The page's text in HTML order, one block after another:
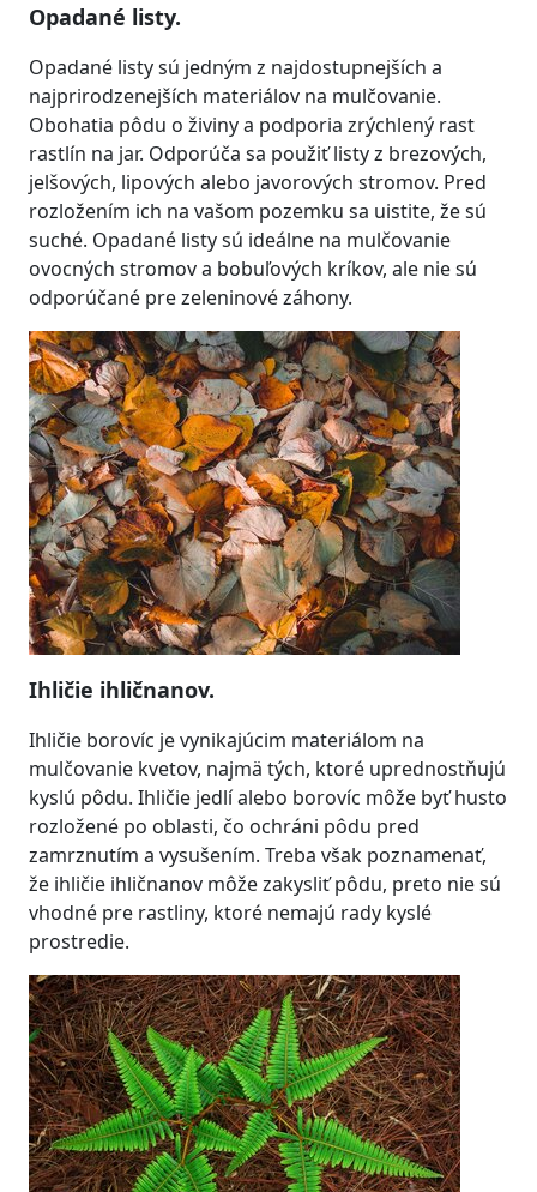
Opadané listy.
Opadané listy sú jedným z najdostupnejších a
najprirodzenejších materiálov na mulčovanie.
Obohatia pôdu o živiny a podporia zrýchlený rast
rastlín na jar. Odporúča sa použiť listy z brezových,
jelšových, lipových alebo javorových stromov. Pred
rozložením ich na vašom pozemku sa uistite, že sú
suché. Opadané listy sú ideálne na mulčovanie
ovocných stromov a bobuľových kríkov, ale nie sú
odporúčané pre zeleninové záhony.
Ihličie ihličnanov.
Ihličie borovíc je vynikajúcim materiálom na
mulčovanie kvetov, najmä tých, ktoré uprednostňujú
kyslú pôdu. Ihličie jedlí alebo borovíc môže byť husto
rozložené po oblasti, čo ochráni pôdu pred
zamrznutím a vysušením. Treba však poznamenať,
že ihličie ihličnanov môže zakysliť pôdu, preto nie sú
vhodné pre rastliny, ktoré nemajú rady kyslé
prostredie.